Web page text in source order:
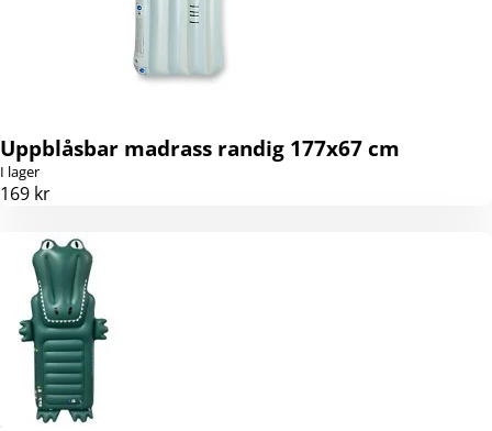
Uppblåsbar madrass randig 177x67 cm
I lager
169 kr